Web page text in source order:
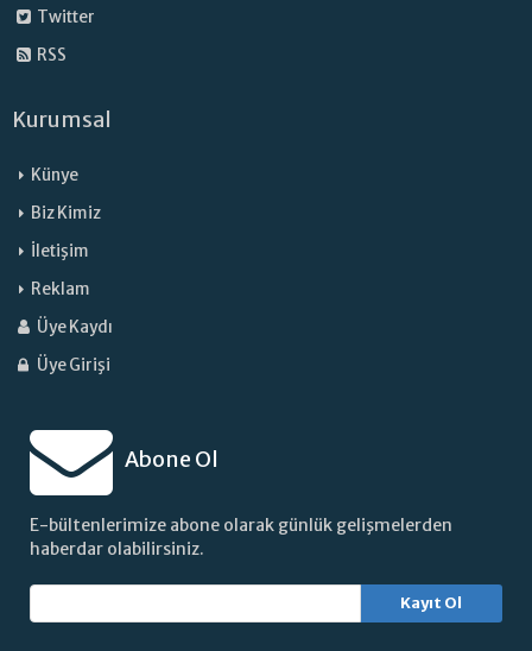
Twitter
RSS
Kurumsal
Künye
Biz Kimiz
İletişim
Reklam
Üye Kaydı
Üye Girişi
Abone Ol
E-bültenlerimize abone olarak günlük gelişmelerden
haberdar olabilirsiniz.
Kayıt Ol